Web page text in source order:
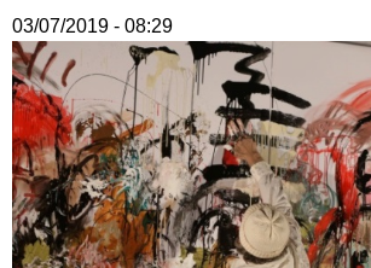
03/07/2019 - 08:29